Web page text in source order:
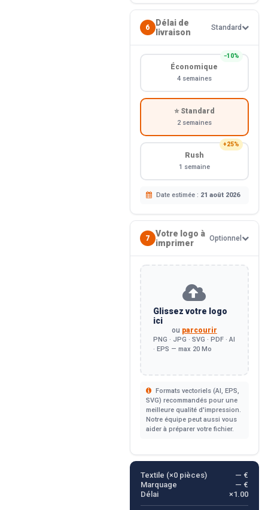
6
Délai de
livraison
Standard
−10%
Économique
4 semaines
⭐ Standard
2 semaines
+25%
Rush
1 semaine
Date estimée : 21 août 2026
7
Votre logo à
imprimer
Optionnel
Glissez votre logo
ici
ou parcourir
PNG · JPG · SVG · PDF · AI
· EPS — max 20 Mo
Formats vectoriels (AI, EPS,
SVG) recommandés pour une
meilleure qualité d'impression.
Notre équipe peut aussi vous
aider à préparer votre fichier.
Textile (×0pièces)
— €
Marquage
— €
Délai
×1.00